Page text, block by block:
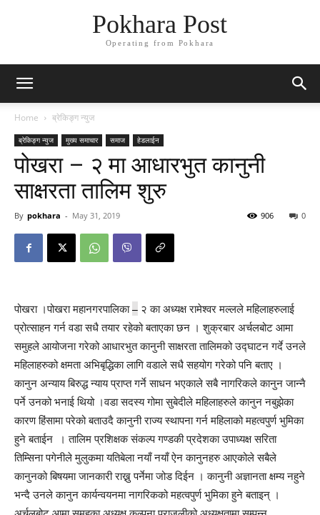
Pokhara Post
Operating from Pokhara
Home ब्रेकिङ्ग न्युज
ब्रेकिङ्ग न्युज मुख्य समाचार समाज हेडलाईन
पोखरा – २ मा आधारभुत कानुनी
साक्षरता तालिम शुरु
By pokhara - May 31, 2019 0
906
पोखरा ।पोखरा महानगरपालिका– २ का अध्यक्ष रामेश्वर मल्लले महिलाहरुलाई
प्रोत्साहन गर्न वडा सधै तयार रहेको बताएका छन । शुक्रबार अर्चलबोट आमा
समुहले आयोजना गरेको आधारभुत कानुनी साक्षरता तालिमको उद्घाटन गर्दे उनले
महिलाहरुको क्षमता अभिबृद्धिका लागि वडाले सधै सहयोग गरेको पनि बताए ।
कानुन अन्याय बिरुद्ध न्याय प्राप्त गर्ने साधन भएकाले सबै नागरिकले कानुन जान्नै
पर्ने उनको भनाई थियो ।वडा सदस्य गोमा सुबेदीले महिलाहरुले कानुन नबुझेका
कारण हिंसामा परेको बताउदै कानुनी राज्य स्थापना गर्न महिलाको महत्वपुर्ण भुमिका
हुने बताईन । तालिम प्रशिक्षक संकल्प गण्डकी प्रदेशका उपाध्यक्ष सरिता
तिम्सिना पगेनीले मुलुकमा यतिबेला नयाँ नयाँ ऐन कानुनहरु आएकोले सबैले
कानुनको बिषयमा जानकारी राख्नु पर्नेमा जोड दिईन । कानुनी अज्ञानता क्षम्य नहुने
भन्दै उनले कानुन कार्यन्वयनमा नागरिकको महत्वपुर्ण भुमिका हुने बताइन् ।